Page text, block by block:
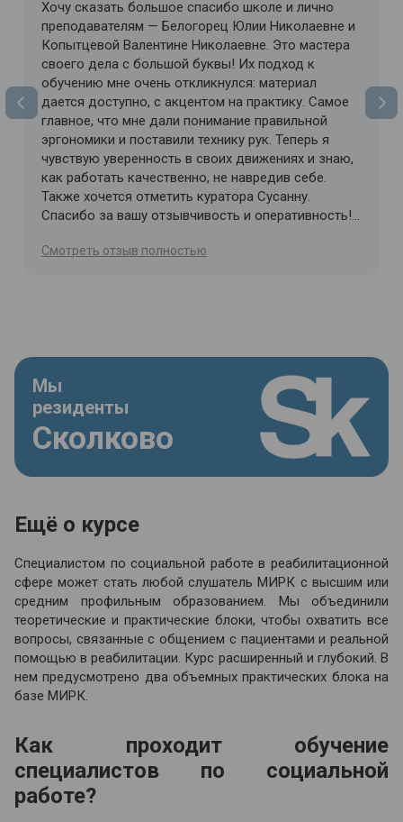
Хочу сказать большое спасибо школе и лично
преподавателям — Белогорец Юлии Николаевне и
Копытцевой Валентине Николаевне. Это мастера
своего дела с большой буквы! Их подход к
обучению мне очень откликнулся: материал
дается доступно, с акцентом на практику. Самое
главное, что мне дали понимание правильной
эргономики и поставили технику рук. Теперь я
чувствую уверенность в своих движениях и знаю,
как работать качественно, не навредив себе.
Также хочется отметить куратора Сусанну.
Спасибо за вашу отзывчивость и оперативность!
разъяснить сложные моменты. С такой командой
Cмотреть отзыв полностью
Мы
резиденты
Сколково
Ещё о курсе
Специалистом по социальной работе в реабилитационной
сфере может стать любой слушатель МИРК с высшим или
средним профильным образованием. Мы объединили
теоретические и практические блоки, чтобы охватить все
вопросы, связанные с общением с пациентами и реальной
помощью в реабилитации. Курс расширенный и глубокий. В
нем предусмотрено два объемных практических блока на
базе МИРК.
Как проходит обучение
специалистов по социальной
работе?